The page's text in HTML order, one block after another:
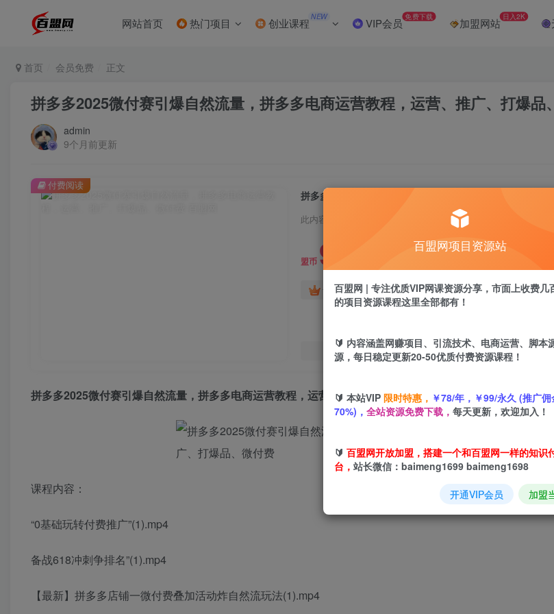
网站首页 热门项目 创业课程 NEW VIP会员 免费下载 加盟网站 日入2K
首页 会员免费 正文
拼多多2025微付赛引爆自然流量，拼多多电商运营教程，运营、推广、打爆品
admin
9个月前更新
此内容为付费阅读，请付费后查看
盟币 9.9
黄金会员免费 超级会员免费
您当前未登录！建议登
付费阅读
拼多多2025微付赛引爆自然流量 ，拼多多电商运营教程，运营、推广、打爆品、微付费
课程内容：
“0基础玩转付费推广”(1).mp4
备战618冲刺争排名”(1).mp4
【最新】拼多多店铺一微付费叠加活动炸自然流玩法(1).mp4
百盟网项目资源站
百盟网 | 专注优质VIP网课资源分享，市面上收费几
的项目资源课程这里全部都有！
🔰 内容涵盖网赚项目、引流技术、电商运营、脚本
源，每日稳定更新20-50优质付费资源课程！
🔰 本站VIP 限时特惠， ￥78/年，￥99/永久 (推广佣
70%)， 全站资源免费下载， 每天更新，欢迎加入！
🔰 百盟网开放加盟，搭建一个和百盟网一样的知识
台， 站长微信：baimeng1699 baimeng1698
开通VIP会员 加盟